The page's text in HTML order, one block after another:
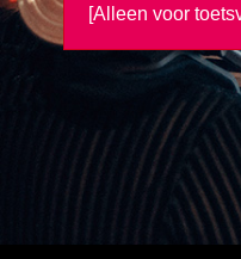
[Alleen voor